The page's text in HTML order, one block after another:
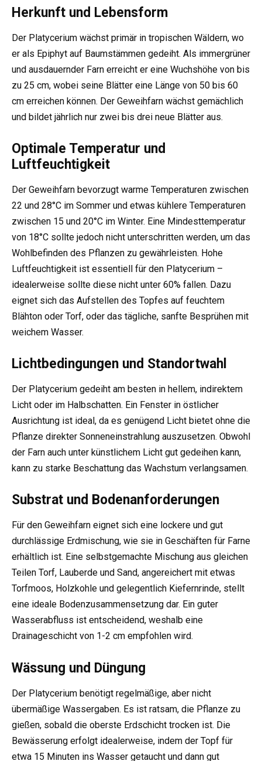
Herkunft und Lebensform
Der Platycerium wächst primär in tropischen Wäldern, wo
er als Epiphyt auf Baumstämmen gedeiht. Als immergrüner
und ausdauernder Farn erreicht er eine Wuchshöhe von bis
zu 25 cm, wobei seine Blätter eine Länge von 50 bis 60
cm erreichen können. Der Geweihfarn wächst gemächlich
und bildet jährlich nur zwei bis drei neue Blätter aus.
Optimale Temperatur und
Luftfeuchtigkeit
Der Geweihfarn bevorzugt warme Temperaturen zwischen
22 und 28°C im Sommer und etwas kühlere Temperaturen
zwischen 15 und 20°C im Winter. Eine Mindesttemperatur
von 18°C sollte jedoch nicht unterschritten werden, um das
Wohlbefinden des Pflanzen zu gewährleisten. Hohe
Luftfeuchtigkeit ist essentiell für den Platycerium –
idealerweise sollte diese nicht unter 60% fallen. Dazu
eignet sich das Aufstellen des Topfes auf feuchtem
Blähton oder Torf, oder das tägliche, sanfte Besprühen mit
weichem Wasser.
Lichtbedingungen und Standortwahl
Der Platycerium gedeiht am besten in hellem, indirektem
Licht oder im Halbschatten. Ein Fenster in östlicher
Ausrichtung ist ideal, da es genügend Licht bietet ohne die
Pflanze direkter Sonneneinstrahlung auszusetzen. Obwohl
der Farn auch unter künstlichem Licht gut gedeihen kann,
kann zu starke Beschattung das Wachstum verlangsamen.
Substrat und Bodenanforderungen
Für den Geweihfarn eignet sich eine lockere und gut
durchlässige Erdmischung, wie sie in Geschäften für Farne
erhältlich ist. Eine selbstgemachte Mischung aus gleichen
Teilen Torf, Lauberde und Sand, angereichert mit etwas
Torfmoos, Holzkohle und gelegentlich Kiefernrinde, stellt
eine ideale Bodenzusammensetzung dar. Ein guter
Wasserabfluss ist entscheidend, weshalb eine
Drainageschicht von 1-2 cm empfohlen wird.
Wässung und Düngung
Der Platycerium benötigt regelmäßige, aber nicht
übermäßige Wassergaben. Es ist ratsam, die Pflanze zu
gießen, sobald die oberste Erdschicht trocken ist. Die
Bewässerung erfolgt idealerweise, indem der Topf für
etwa 15 Minuten ins Wasser getaucht und dann gut